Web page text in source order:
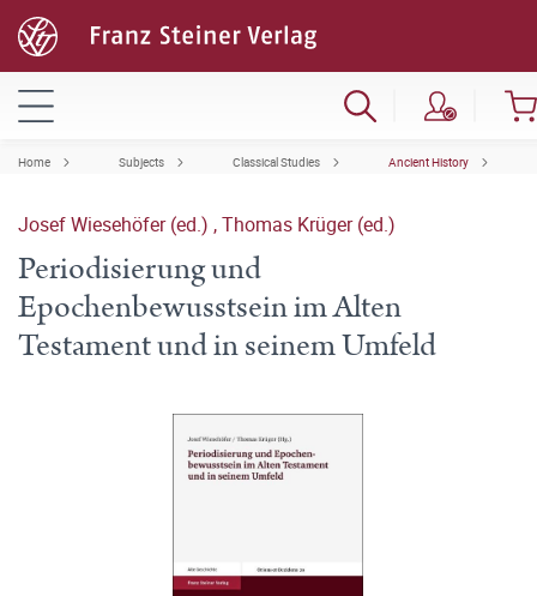
Home Subjects Classical Studies Ancient History
Josef Wiesehöfer (ed.) ,Thomas Krüger (ed.)
Periodisierung und
Epochenbewusstsein im Alten
Testament und in seinem Umfeld